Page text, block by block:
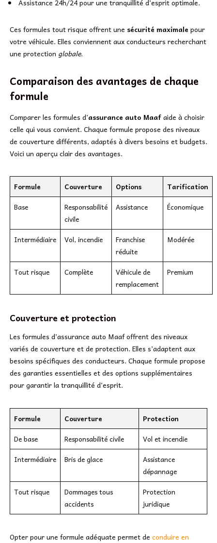
Assistance 24h/24 pour une tranquillité d’esprit optimale.
Ces formules tout risque offrent une sécurité maximale pour
votre véhicule. Elles conviennent aux conducteurs recherchant
une protection globale.
Comparaison des avantages de chaque
formule
Comparer les formules d’assurance auto Maafaide à choisir
celle qui vous convient. Chaque formule propose des niveaux
de couverture différents, adaptés à divers besoins et budgets.
Voici un aperçu clair des avantages.
Formule Couverture Options
Tarification
Base
Responsabilité
civile
Assistance Économique
Intermédiaire Vol, incendie
Franchise
réduite
Modérée
Tout risque Complète
Véhicule de
remplacement
Premium
Couverture et protection
Les formules d’assurance auto Maaf offrent des niveaux
variés de couverture et de protection. Elles s’adaptent aux
besoins spécifiques des conducteurs. Chaque formule propose
des garanties essentielles et des options supplémentaires
pour garantir la tranquillité d’esprit.
Formule Couverture
Protection
De base
Responsabilité civile
Vol et incendie
Intermédiaire
Bris de glace
Assistance
dépannage
Tout risque
Dommages tous
accidents
Protection
juridique
Opter pour une formule adéquate permet de conduire en